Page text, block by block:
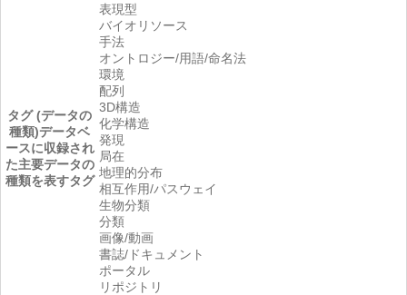
タグ (データの
種類)データベ
ースに収録され
た主要データの
種類を表すタグ
表現型
バイオリソース
手法
オントロジー/用語/命名法
環境
配列
3D構造
化学構造
発現
局在
地理的分布
相互作用/パスウェイ
生物分類
分類
画像/動画
書誌/ドキュメント
ポータル
リポジトリ